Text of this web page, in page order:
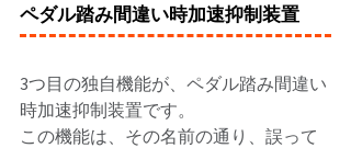
ペダル踏み間違い時加速抑制装置
3つ目の独自機能が、ペダル踏み間違い
時加速抑制装置です。
この機能は、その名前の通り、誤って